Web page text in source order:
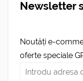
Newsletter
Noutăți e-
oferte speciale